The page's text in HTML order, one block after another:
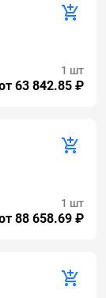
63 842.85 ₽
1 шт
88 658.69 ₽
1 шт